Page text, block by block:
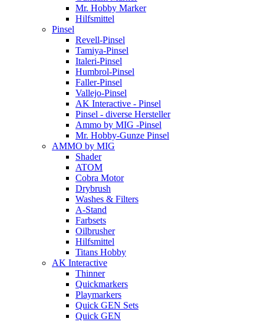
Mr. Hobby Marker
Hilfsmittel
Pinsel
Revell-Pinsel
Tamiya-Pinsel
Italeri-Pinsel
Humbrol-Pinsel
Faller-Pinsel
Vallejo-Pinsel
AK Interactive - Pinsel
Pinsel - diverse Hersteller
Ammo by MIG -Pinsel
Mr. Hobby-Gunze Pinsel
AMMO by MIG
Shader
ATOM
Cobra Motor
Drybrush
Washes & Filters
A-Stand
Farbsets
Oilbrusher
Hilfsmittel
Titans Hobby
AK Interactive
Thinner
Quickmarkers
Playmarkers
Quick GEN Sets
Quick GEN